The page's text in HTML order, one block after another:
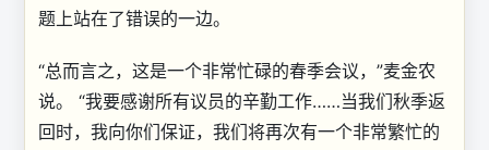
题上站在了错误的一边。
“总而言之，这是一个非常忙碌的春季会议，”麦金农
说。 “我要感谢所有议员的辛勤工作……当我们秋季返
回时，我向你们保证，我们将再次有一个非常繁忙的